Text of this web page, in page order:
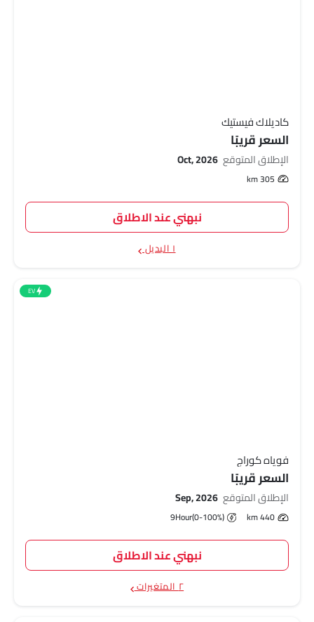
كاديلاك فيستيك
السعر قريبًا
الإطلاق المتوقع Oct, 2026
305 km
نبهني عند الاطلاق
١ البديل
EV
فوياه كوراج
السعر قريبًا
الإطلاق المتوقع Sep, 2026
440 km
9Hour(0-100%)
نبهني عند الاطلاق
٢ المتغيرات